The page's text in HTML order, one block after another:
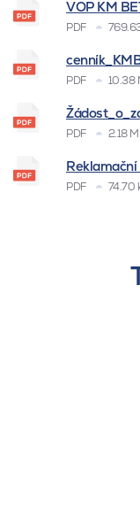
VOP KM
PDF
PDF 10.38
PDF 2.18
PDF 74.70